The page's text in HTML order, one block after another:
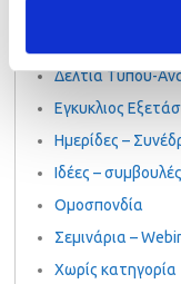
Δελτία Τύπου-
Εγκυκλιος
Ημερίδες –
Ιδέες – συμβουλές
Ομοσπονδία
Σεμινάρια –
Χωρίς κατηγορία